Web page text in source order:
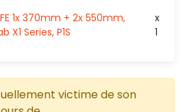
1x 370mm + 2x 550mm,
X1 Series, P1S
x
1
victime de son